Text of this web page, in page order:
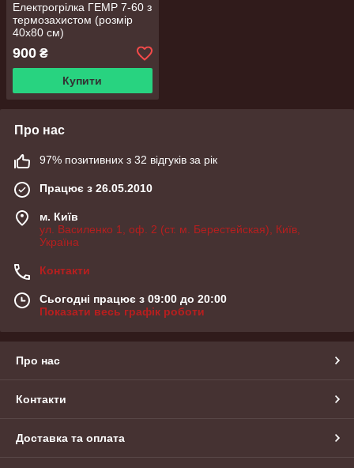
Електрогрілка ГЕМР 7-60 з
термозахистом (розмір
40х80 см)
900 ₴
Купити
Про нас
97% позитивних з 32 відгуків за рік
Працює з 26.05.2010
м. Київ
ул. Василенко 1, оф. 2 (ст. м. Берестейская), Київ,
Україна
Контакти
Сьогодні працює з 09:00 до 20:00
Показати весь графік роботи
Про нас
Контакти
Доставка та оплата